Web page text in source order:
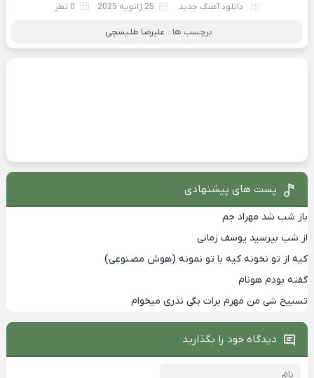
دانلود آهنگ جدید 25 ژانویه 2025 0 نظر
برچسب ها : علیرضا طلیسچی
پست های پیشنهادی
باز شب شد مهراد جم
از شب بپرسید یوسف زمانی
کیه از تو نخونه کیه با تو نمونه (هوش مصنوعی)
گفته بودم هونام
تسبیح شی من مهرم برات بگی نذری میخوام
دیدگاه خود را بگذارید